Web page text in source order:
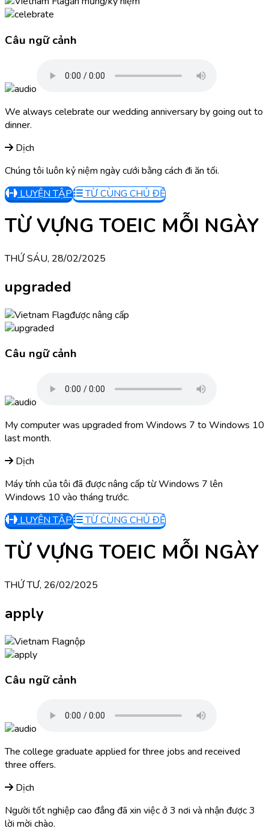
Câu ngữ cảnh
We always celebrate our wedding anniversary by going out to
dinner.
Dịch
Chúng tôi luôn kỷ niệm ngày cưới bằng cách đi ăn tối.
LUYỆN TẬP
TỪ CÙNG CHỦ ĐỀ
TỪ VỰNG TOEIC MỖI NGÀY
THỨ SÁU, 28/02/2025
upgraded
được nâng cấp
Câu ngữ cảnh
My computer was upgraded from Windows 7 to Windows 10
last month.
Dịch
Máy tính của tôi đã được nâng cấp từ Windows 7 lên
Windows 10 vào tháng trước.
LUYỆN TẬP
TỪ CÙNG CHỦ ĐỀ
TỪ VỰNG TOEIC MỖI NGÀY
THỨ TƯ, 26/02/2025
apply
nộp
Câu ngữ cảnh
The college graduate applied for three jobs and received
three offers.
Dịch
Người tốt nghiệp cao đẳng đã xin việc ở 3 nơi và nhận được 3
lời mời chào.